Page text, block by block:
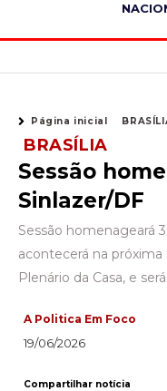
Página inicial
BRASÍLIA
Sessão
Sinlazer/DF
Sessão homenageará
acontecerá na próxima
Plenário da Casa, e
A Politica Em Foco
19/06/2026
Compartilhar notícia